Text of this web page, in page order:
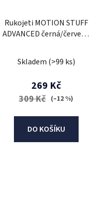
Rukojeti MOTION STUFF
ADVANCED černá/červená
Skladem (>99 ks)
269 Kč
309 Kč (–12 %)
DO KOŠÍKU